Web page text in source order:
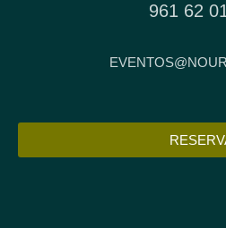
961 62